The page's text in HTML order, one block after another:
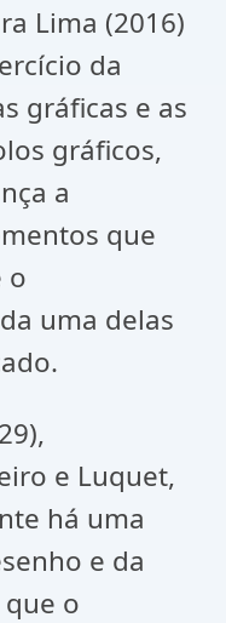
Lima (2016)
da
gráficas e as
gráficos,
a
que
o
uma delas
e Luquet,
há uma
e da
o